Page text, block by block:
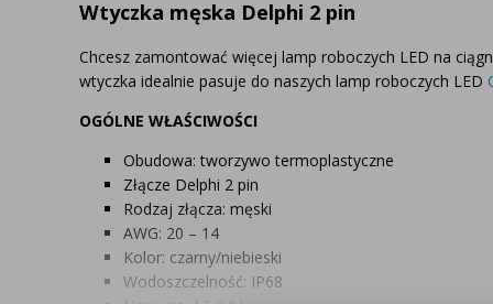
Wtyczka męska Delphi 2 pin
Chcesz zamontować więcej lamp roboczych LED na
wtyczka idealnie pasuje do naszych lamp roboczych LED
OGÓLNE WŁAŚCIWOŚCI
Obudowa: tworzywo termoplastyczne
Złącze Delphi 2 pin
Rodzaj złącza: męski
AWG: 20 – 14
Kolor: czarny/niebieski
Wodoszczelność: IP68